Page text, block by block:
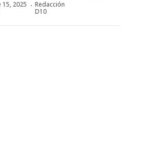
2025 · Redacción
D10